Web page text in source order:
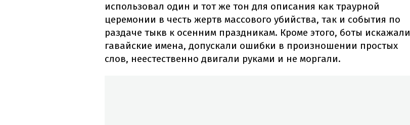
использовал один и тот же тон для описания как траурной
церемонии в честь жертв массового убийства, так и события по
раздаче тыкв к осенним праздникам. Кроме этого, боты искажали
гавайские имена, допускали ошибки в произношении простых
слов, неестественно двигали руками и не моргали.